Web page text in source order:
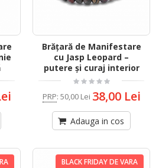
Brățară de Manifestare
cu Jasp Leopard –
putere și curaj interior
PRP: 50,00 Lei 38,00 Lei
Adauga in cos
BLACK FRIDAY DE VARA